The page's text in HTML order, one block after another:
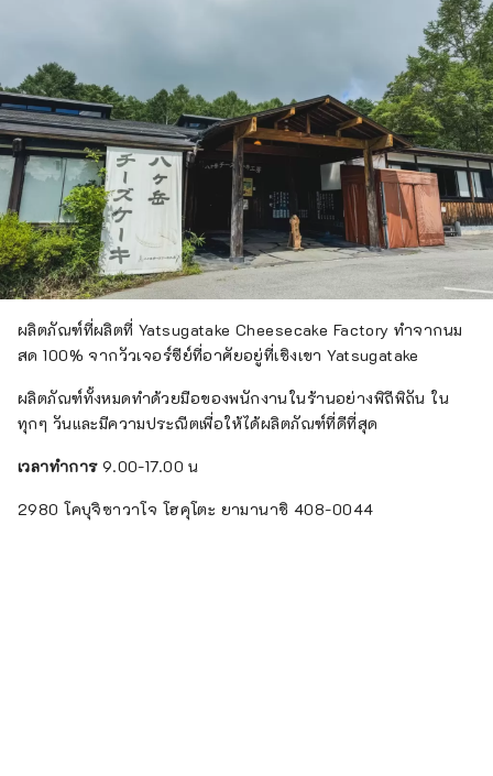
ผลิตภัณฑ์ที่ผลิตที่ Yatsugatake Cheesecake Factory ทำจากนม
สด 100% จากวัวเจอร์ซีย์ที่อาศัยอยู่ที่เชิงเขา Yatsugatake
ผลิตภัณฑ์ทั้งหมดทำด้วยมือของพนักงานในร้านอย่างพิถีพิถัน ใน
ทุกๆ วันและมีความประณีตเพื่อให้ได้ผลิตภัณฑ์ที่ดีที่สุด
เวลาทำการ9.00-17.00 น
2980 โคบุจิซาวาโจ โฮคุโตะ ยามานาชิ 408-0044